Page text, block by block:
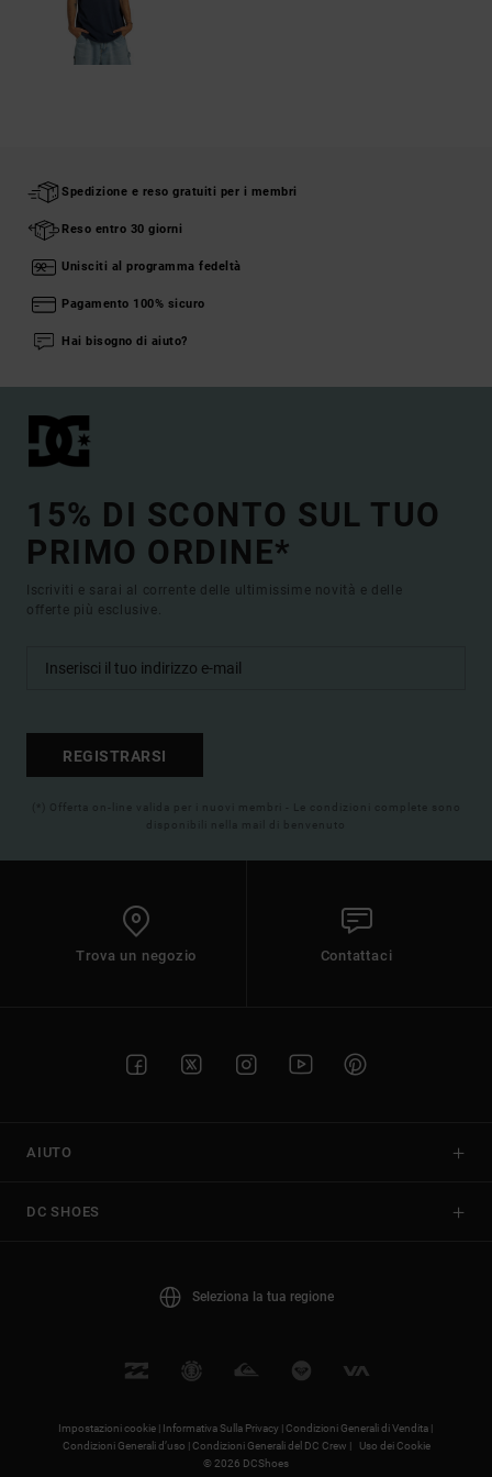
Spedizione e reso gratuiti per i membri
Reso entro 30 giorni
Unisciti al programma fedeltà
Pagamento 100% sicuro
Hai bisogno di aiuto?
15% DI SCONTO SUL TUO
PRIMO ORDINE*
Iscriviti e sarai al corrente delle ultimissime novità e delle
offerte più esclusive.
REGISTRARSI
(*) Offerta on-line valida per i nuovi membri - Le condizioni complete sono
disponibili nella mail di benvenuto
Trova un negozio Contattaci
AIUTO
DC SHOES
Seleziona la tua regione
Impostazioni cookie | Informativa Sulla Privacy |Condizioni Generali di Vendita |
Condizioni Generali d’uso |Condizioni Generali del DC Crew |
Uso dei Cookie
© 2026 DCShoes